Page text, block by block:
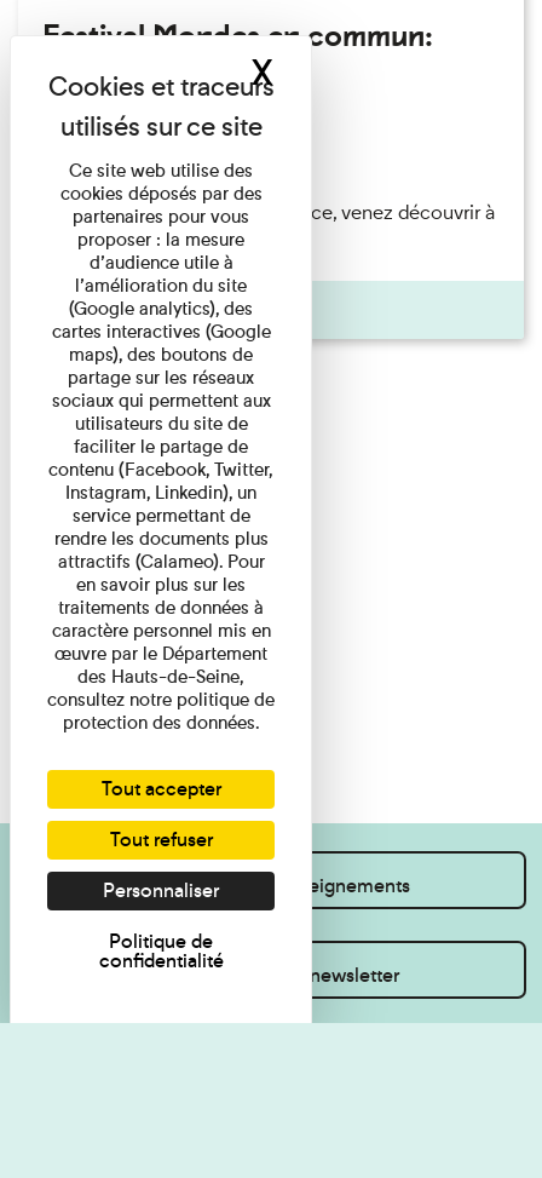
Festival Mondes en commun:
visite guidée
Festival
Du 23/08/2026 au 23/08/2026
Accompagnés par une médiatrice, venez découvrir à
travers une visite du ...
Agenda
Je souhaite des renseignements
Inscrivez-vous à la newsletter
Ce site web utilise des
cookies déposés par des
partenaires pour vous
proposer : la mesure
d’audience utile à
l’amélioration du site
(Google analytics), des
cartes interactives (Google
maps), des boutons de
partage sur les réseaux
sociaux qui permettent aux
utilisateurs du site de
faciliter le partage de
contenu (Facebook, Twitter,
Instagram, Linkedin), un
service permettant de
rendre les documents plus
attractifs (Calameo). Pour
en savoir plus sur les
traitements de données à
caractère personnel mis en
œuvre par le Département
des Hauts-de-Seine,
consultez notre politique de
protection des données.
Tout accepter
Tout refuser
Personnaliser
Politique de
confidentialité
XMasquer le